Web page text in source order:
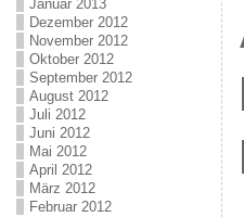
Januar 2013
Dezember 2012
November 2012
Oktober 2012
September 2012
August 2012
Juli 2012
Juni 2012
Mai 2012
April 2012
März 2012
Februar 2012